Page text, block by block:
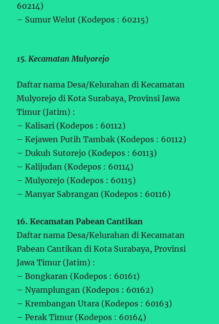
60214)
– Sumur Welut (Kodepos : 60215)
15. Kecamatan Mulyorejo
Daftar nama Desa/Kelurahan di Kecamatan
Mulyorejo di Kota Surabaya, Provinsi Jawa
Timur (Jatim) :
– Kalisari (Kodepos : 60112)
– Kejawen Putih Tambak (Kodepos : 60112)
– Dukuh Sutorejo (Kodepos : 60113)
– Kalijudan (Kodepos : 60114)
– Mulyorejo (Kodepos : 60115)
– Manyar Sabrangan (Kodepos : 60116)
16. Kecamatan Pabean Cantikan
Daftar nama Desa/Kelurahan di Kecamatan
Pabean Cantikan di Kota Surabaya, Provinsi
Jawa Timur (Jatim) :
– Bongkaran (Kodepos : 60161)
– Nyamplungan (Kodepos : 60162)
– Krembangan Utara (Kodepos : 60163)
– Perak Timur (Kodepos : 60164)